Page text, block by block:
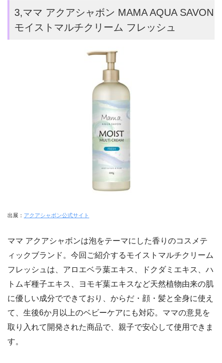
3,ママ アクアシャボン MAMA AQUA SAVON
モイストマルチクリーム フレッシュ
出展： アクアシャボン公式サイト
ママ アクアシャボンは泡をテーマにした香りのコスメテ
ィックブランド。今回ご紹介するモイストマルチクリーム
フレッシュは、アロエベラ葉エキス、ドクダミエキス、ハ
トムギ種子エキス、ヨモギ葉エキスなど天然植物由来の肌
に優しい成分でできており、からだ・顔・髪と全身に使え
て、生後6か月以上のベビーケアにも対応。ママの意見を
取り入れて開発された商品で、親子で安心して使用できま
す。